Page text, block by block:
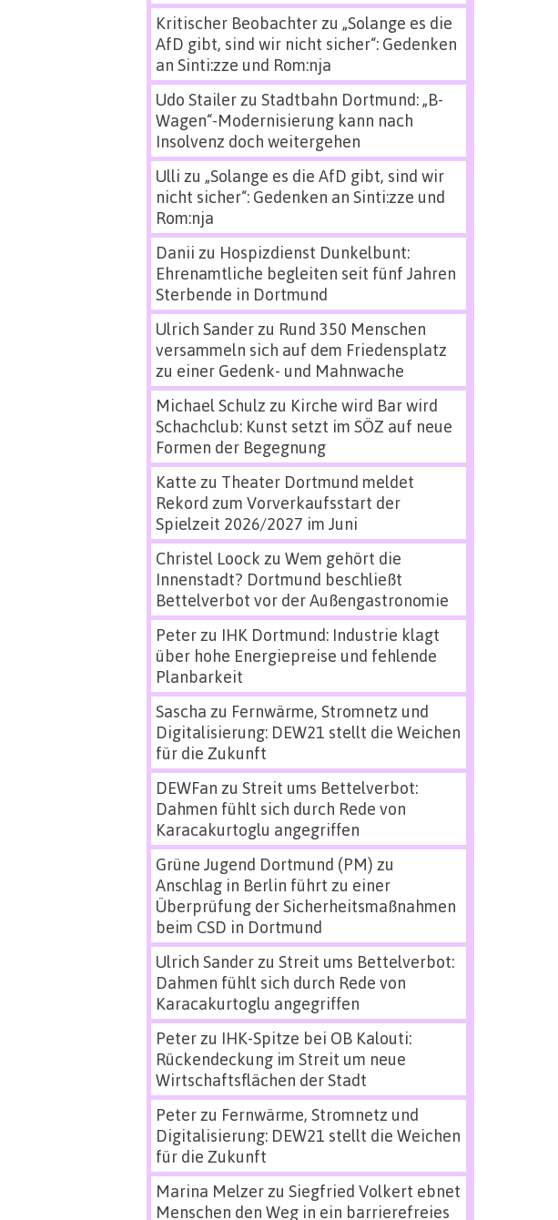
Kritischer Beobachterzu „Solange es die
AfD gibt, sind wir nicht sicher“: Gedenken
an Sinti:zze und Rom:nja
Udo Stailerzu Stadtbahn Dortmund: „B-
Wagen“-Modernisierung kann nach
Insolvenz doch weitergehen
Ulli zu „Solange es die AfD gibt, sind wir
nicht sicher“: Gedenken an Sinti:zze und
Rom:nja
Danii zu Hospizdienst Dunkelbunt:
Ehrenamtliche begleiten seit fünf Jahren
Sterbende in Dortmund
Ulrich Sanderzu Rund 350 Menschen
versammeln sich auf dem Friedensplatz
zu einer Gedenk- und Mahnwache
Michael Schulz zu Kirche wird Bar wird
Schachclub: Kunst setzt im SÖZ auf neue
Formen der Begegnung
Katte zu Theater Dortmund meldet
Rekord zum Vorverkaufsstart der
Spielzeit 2026/2027 im Juni
Christel Loock zu Wem gehört die
Innenstadt? Dortmund beschließt
Bettelverbot vor der Außengastronomie
Peterzu IHK Dortmund: Industrie klagt
über hohe Energiepreise und fehlende
Planbarkeit
Sascha zu Fernwärme, Stromnetz und
Digitalisierung: DEW21 stellt die Weichen
für die Zukunft
DEWFan zu Streit ums Bettelverbot:
Dahmen fühlt sich durch Rede von
Karacakurtoglu angegriffen
Grüne Jugend Dortmund (PM) zu
Anschlag in Berlin führt zu einer
Überprüfung der Sicherheitsmaßnahmen
beim CSD in Dortmund
Ulrich Sanderzu Streit ums Bettelverbot:
Dahmen fühlt sich durch Rede von
Karacakurtoglu angegriffen
Peterzu IHK-Spitze bei OB Kalouti:
Rückendeckung im Streit um neue
Wirtschaftsflächen der Stadt
Peterzu Fernwärme, Stromnetz und
Digitalisierung: DEW21 stellt die Weichen
für die Zukunft
Marina Melzerzu Siegfried Volkert ebnet
Menschen den Weg in ein barrierefreies